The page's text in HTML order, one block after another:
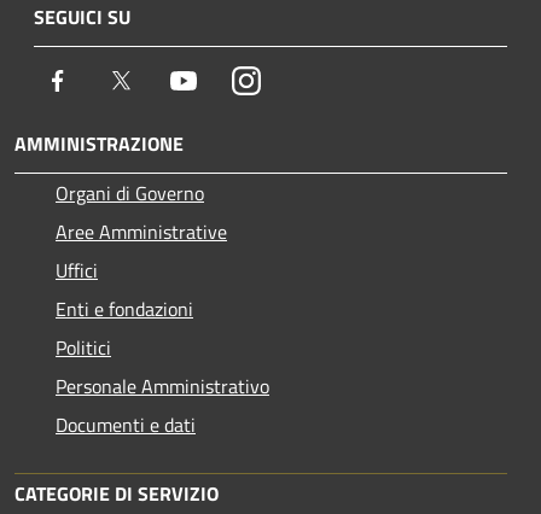
SEGUICI SU
Facebook Twitter YoutubeInstagram
AMMINISTRAZIONE
Organi di Governo
Aree Amministrative
Uffici
Enti e fondazioni
Politici
Personale Amministrativo
Documenti e dati
CATEGORIE DI SERVIZIO